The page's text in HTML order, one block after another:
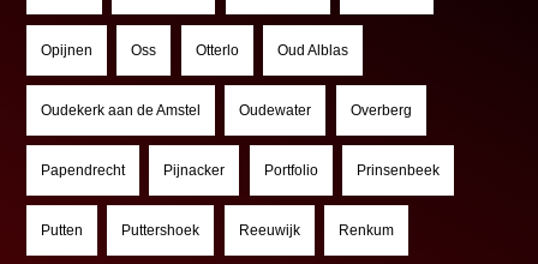
Opijnen Oss Otterlo Oud Alblas
Oudekerk aan de Amstel Oudewater Overberg
Papendrecht Pijnacker Portfolio Prinsenbeek
Putten Puttershoek Reeuwijk Renkum